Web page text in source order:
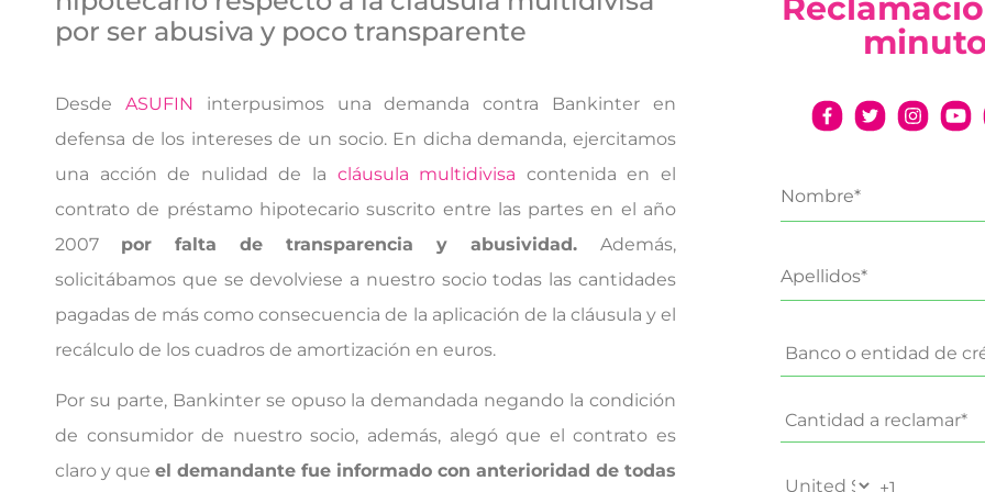
por ser abusiva y poco transparente
Desde ASUFIN interpusimos una demanda contra Bankinter en
defensa de los intereses de un socio. En dicha demanda, ejercitamos
una acción de nulidad de la cláusula multidivisa contenida en el
contrato de préstamo hipotecario suscrito entre las partes en el año
2007 por falta de transparencia y abusividad. Además,
solicitábamos que se devolviese a nuestro socio todas las cantidades
pagadas de más como consecuencia de la aplicación de la cláusula y el
recálculo de los cuadros de amortización en euros.
Por su parte, Bankinter se opuso la demandada negando la condición
de consumidor de nuestro socio, además, alegó que el contrato es
claro y que el demandante fue informado con anterioridad de todas